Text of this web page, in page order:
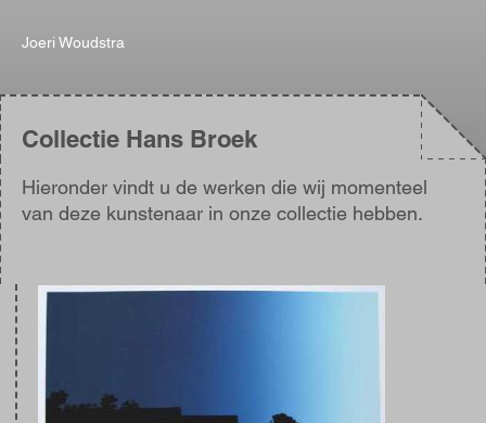
Joeri Woudstra
Collectie Hans Broek
Hieronder vindt u de werken die wij momenteel
van deze kunstenaar in onze collectie hebben.
Afbeelding